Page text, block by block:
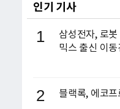
인기 기사
1
삼성전자, 로
믹스 출신 이
2 블랙록, 에코